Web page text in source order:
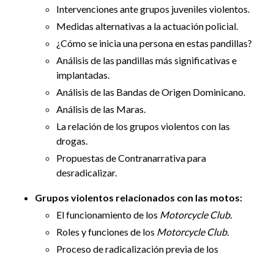
Intervenciones ante grupos juveniles violentos.
Medidas alternativas a la actuación policial.
¿Cómo se inicia una persona en estas pandillas?
Análisis de las pandillas más significativas e
implantadas.
Análisis de las Bandas de Origen Dominicano.
Análisis de las Maras.
La relación de los grupos violentos con las
drogas.
Propuestas de Contranarrativa para
desradicalizar.
Grupos violentos relacionados con las motos:
El funcionamiento de los Motorcycle Club.
Roles y funciones de los Motorcycle Club.
Proceso de radicalización previa de los